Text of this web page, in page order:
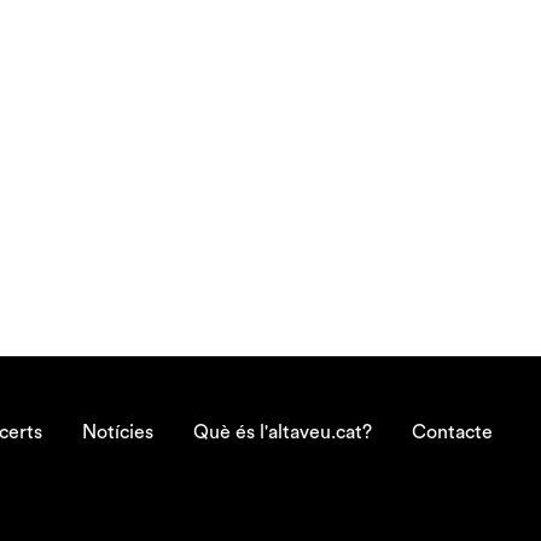
Notícies Què és l'altaveu.cat? Contacte